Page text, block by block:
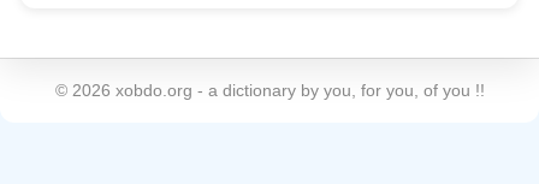
© 2026 xobdo.org - a dictionary by you, for you, of you !!